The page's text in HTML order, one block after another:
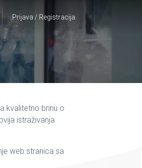
Prijava / Registracija
kvalitetno brinu o
istraživanja
web stranica sa